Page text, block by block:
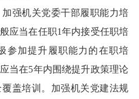
加强机关党委干部履职能力培
应当在任职1年内接受任职培
参加提升履职能力的在职培
当在5年内围绕提升政策理论
盖培训。加强机关党建法规